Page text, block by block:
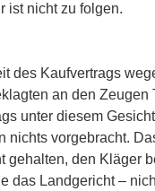
ist nicht zu folgen.
des Kaufvertrags
an den Zeugen
unter diesem
nichts vorgebracht.
gehalten, den Kläger
das Landgericht –